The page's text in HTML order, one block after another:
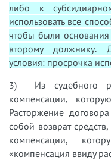
либо к
использовать все
чтобы были
второму должнику.
условия: просрочка
3) Из судебного
компенсации,
Расторжение
собой возврат
компенсации,
«компенсация ввиду